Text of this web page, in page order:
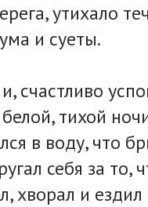
утихало
и суеты.
счастливо
тихой
в воду, что
себя за то,
хворал и